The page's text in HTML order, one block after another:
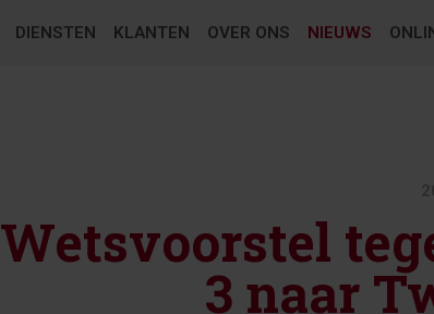
DIENSTEN KLANTEN OVER ONS NIEUWS
Wetsvoorstel
3 naar